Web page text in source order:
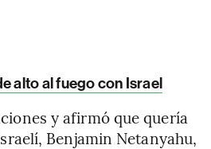
alto al fuego con Israel
y afirmó que quería
Benjamin Netanyahu,